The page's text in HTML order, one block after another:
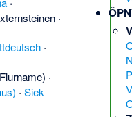
·
·
·
·Siek